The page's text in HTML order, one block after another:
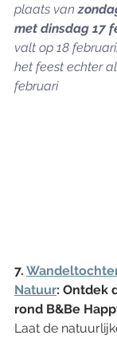
plaats van
met dinsdag 17
valt op 18
het feest echter
februari
7.
Natuur: Ontdek
rond B&Be
Laat de